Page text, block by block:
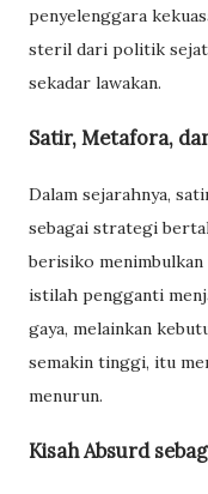
penyelenggara
steril dari politik
sekadar lawakan.
Satir, Metafora,
Dalam sejarahnya,
sebagai strategi
berisiko
istilah pengganti
gaya, melainkan
semakin tinggi, itu
menurun.
Kisah Absurd